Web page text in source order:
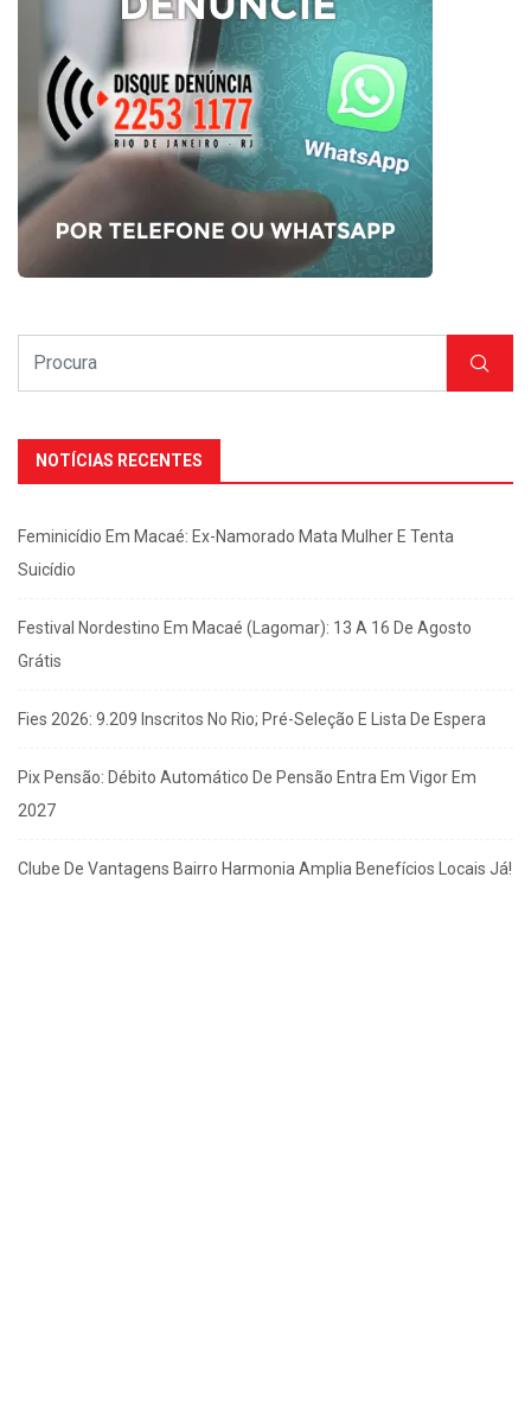
NOTÍCIAS RECENTES
Feminicídio Em Macaé: Ex-Namorado Mata Mulher E Tenta
Suicídio
Festival Nordestino Em Macaé (Lagomar): 13 A 16 De Agosto
Grátis
Fies 2026: 9.209 Inscritos No Rio; Pré-Seleção E Lista De Espera
Pix Pensão: Débito Automático De Pensão Entra Em Vigor Em
2027
Clube De Vantagens Bairro Harmonia Amplia Benefícios Locais Já!